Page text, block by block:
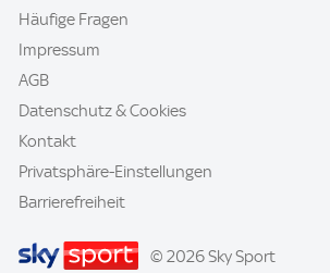
Häufige Fragen
Impressum
AGB
Datenschutz & Cookies
Kontakt
Privatsphäre-Einstellungen
Barrierefreiheit
© 2026 Sky Sport